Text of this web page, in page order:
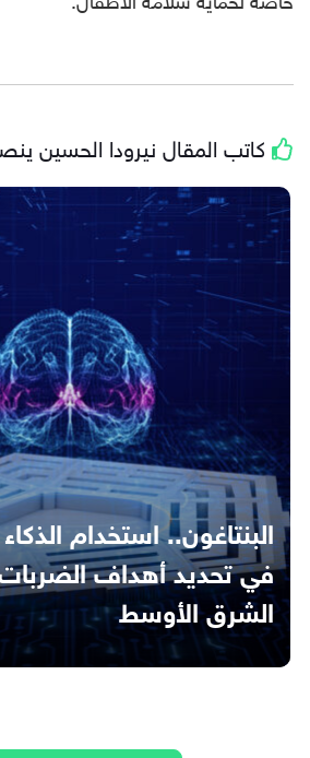
كاتب المقال نيرودا الحسين
البنتاغون.. استخدام
في تحديد أهداف
الشرق الأوسط